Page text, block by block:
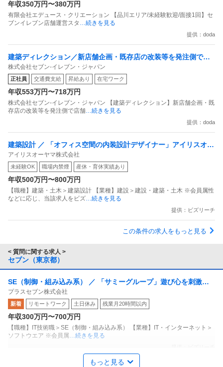
年収350万円〜380万円
有限会社エデュース・クリエーション 【品川エリア/未経験歓迎/面接1回】セ
ブンイレブン店舗運営スタ …続きを見る
提供：doda
建築ディレクション／新店舗企画・既存店の改装等を発注側で店
舗作り／在宅可・土日休・残業月20h程度
株式会社セブン-イレブン・ジャパン
正社員 交通費支給 昇給あり 在宅ワーク
年収553万円〜718万円
株式会社セブン-イレブン・ジャパン 【建築ディレクション】新店舗企画・既
存店の改装等を発注側で店舗…続きを見る
提供：doda
建築設計 ／ 「オフィス空間の内装設計デザイナー」アイリスオー
ヤマ株式会社
アイリスオーヤマ株式会社
未経験OK 職場内禁煙 産休・育休実績あり
年収500万円〜800万円
【職種】建築・土木＞建築設計 【業種】建設＞建設・建築・土木 ※会員属性
などに応じ、当該求人をビズ…続きを見る
提供：ビズリーチ
この条件の求人をもっと見る
< 質問に関する求人 >
セブン（東京都）
SE（制御・組み込み系） ／ 「サミーグループ」遊び心を刺激す
る「パチンコ開発プログラマ」／平均残業月10h・年休126日・上
流から関わる裁量
プラスセブン株式会社
新着 リモートワーク 土日休み 残業月20時間以内
年収300万円〜700万円
【職種】IT技術職＞SE（制御・組み込み系） 【業種】IT・インターネット＞
ソフトウエア ※会員属…続きを見る
もっと見る